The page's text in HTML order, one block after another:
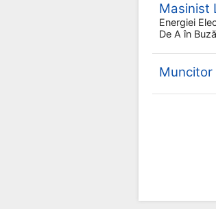
Masinist
Energiei
De A în